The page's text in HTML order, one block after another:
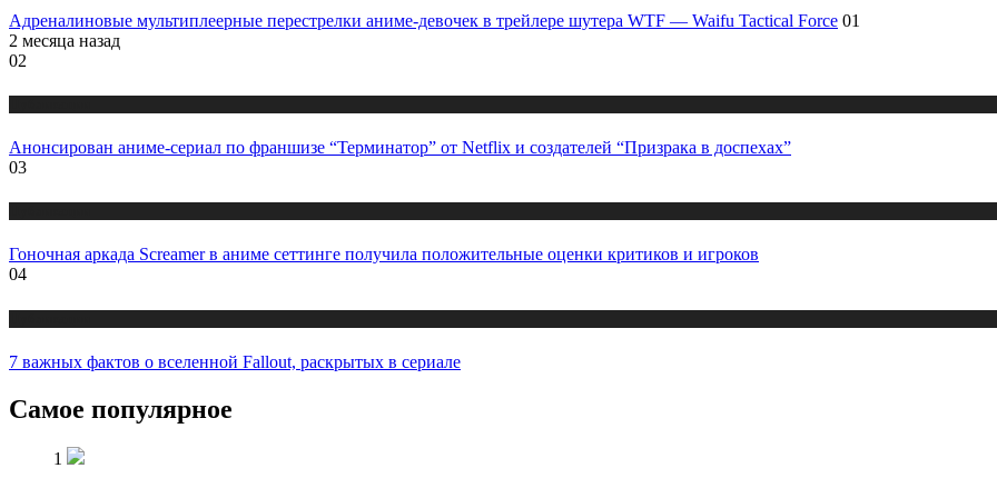
Адреналиновые мультиплеерные перестрелки аниме-девочек в трейлере шутера WTF — Waifu Tactical Force 01
2 месяца назад
02
Анонсирован аниме-сериал по франшизе “Терминатор” от Netflix и создателей “Призрака в доспехах”
03
Гоночная аркада Screamer в аниме сеттинге получила положительные оценки критиков и игроков
04
7 важных фактов о вселенной Fallout, раскрытых в сериале
Самое популярное
1